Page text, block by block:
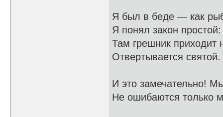
Я был в беде — как
Я понял закон простой:
Там грешник приходит
Отвертывается святой.
И это замечательно!
Не ошибаются только